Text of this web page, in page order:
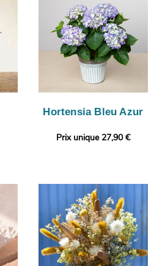
Hortensia Bleu Azur
Prix unique 27,90 €